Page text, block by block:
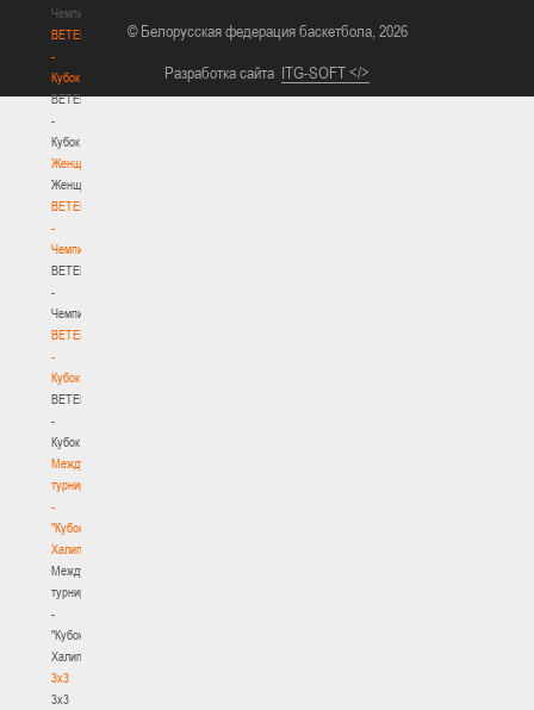
Чемпионат
BETERA
-
Кубок
BETERA
-
Кубок
Женщины
Женщины
BETERA
-
Чемпионат
BETERA
-
Чемпионат
BETERA
-
Кубок
BETERA
-
Кубок
Международный
турнир
-
"Кубок
Халипского"
Международный
турнир
-
"Кубок
Халипского"
3x3
3x3
© Белорусская федерация баскетбола, 2026
Разработка сайта ITG-SOFT </>